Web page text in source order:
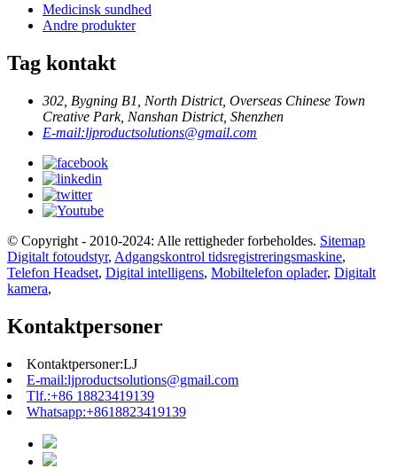
Medicinsk sundhed
Andre produkter
Tag kontakt
302, Bygning B1, North District, Overseas Chinese Town
Creative Park, Nanshan District, Shenzhen
E-mail:ljproductsolutions@gmail.com
© Copyright - 2010-2024: Alle rettigheder forbeholdes. Sitemap
Digitalt fotoudstyr, Adgangskontrol tidsregistreringsmaskine,
Telefon Headset, Digital intelligens, Mobiltelefon oplader, Digitalt
kamera,
Kontaktpersoner
Kontaktpersoner:LJ
E-mail:ljproductsolutions@gmail.com
Tlf.:+86 18823419139
Whatsapp:+8618823419139